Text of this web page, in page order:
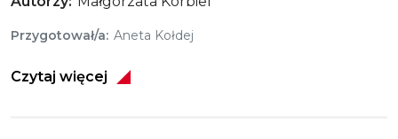
Przygotował/a Aneta Kołdej
Czytaj więcej